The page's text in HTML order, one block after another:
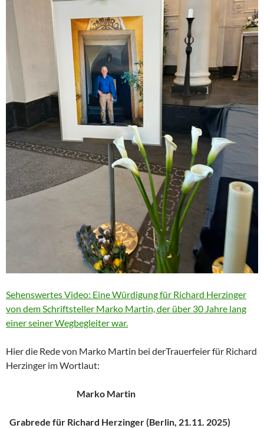
Sehenswertes Video: Eine Würdigung für Richard Herzinger
von dem Schriftsteller Marko Martin, der über 30 Jahre lang
einer seiner Wegbegleiter war.
Hier die Rede von Marko Martin bei derTrauerfeier für Richard
Herzinger im Wortlaut:
Marko Martin
Grabrede für Richard Herzinger (Berlin, 21.11. 2025)